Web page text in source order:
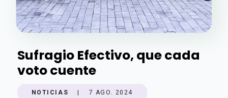
Sufragio Efectivo, que cada
voto cuente
NOTICIAS 7 AGO. 2024